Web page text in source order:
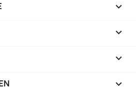



keyboard_arrow_down